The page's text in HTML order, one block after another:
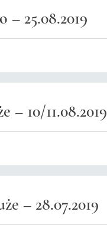
25.08.2019
10/11.08.2019
– 28.07.2019